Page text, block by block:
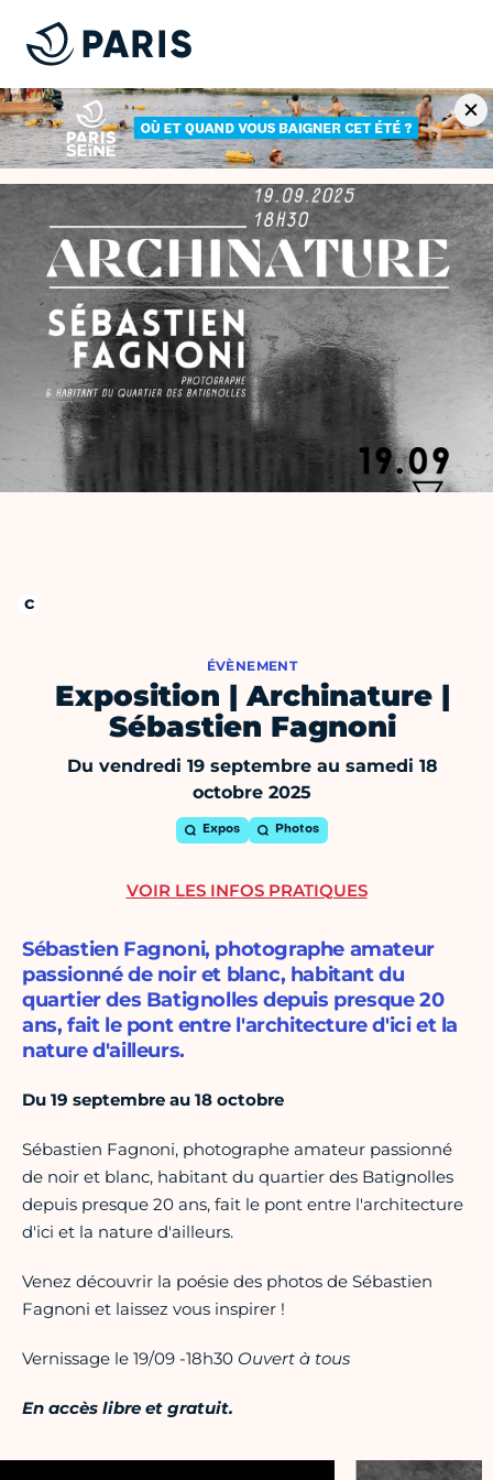
ÉVÈNEMENT
Exposition | Archinature |
Sébastien Fagnoni
Du vendredi 19 septembre au samedi 18
octobre 2025
Expos Photos
Sébastien Fagnoni, photographe amateur
passionné de noir et blanc, habitant du
quartier des Batignolles depuis presque 20
ans, fait le pont entre l'architecture d'ici et la
nature d'ailleurs.
Du 19 septembre au 18 octobre
Sébastien Fagnoni, photographe amateur passionné
de noir et blanc, habitant du quartier des Batignolles
depuis presque 20 ans, fait le pont entre l'architecture
d'ici et la nature d'ailleurs.
Venez découvrir la poésie des photos de Sébastien
Fagnoni et laissez vous inspirer !
Vernissage le 19/09 -18h30 Ouvert à tous
En accès libre et gratuit.
VOIR LES INFOS PRATIQUES